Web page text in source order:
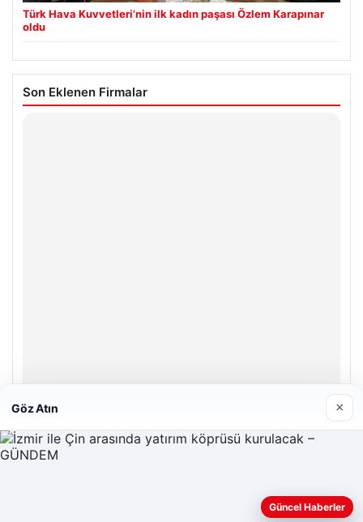
Türk Hava Kuvvetleri’nin ilk kadın paşası Özlem Karapınar
oldu
Son Eklenen Firmalar
Hastaş Beton
Web sitemizi nasıl kullandığınızı daha iyi anlayabilmek,
Göz Atın ×
Güncel Haberler